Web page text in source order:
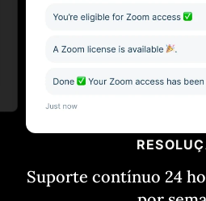
Suporte contínuo 24